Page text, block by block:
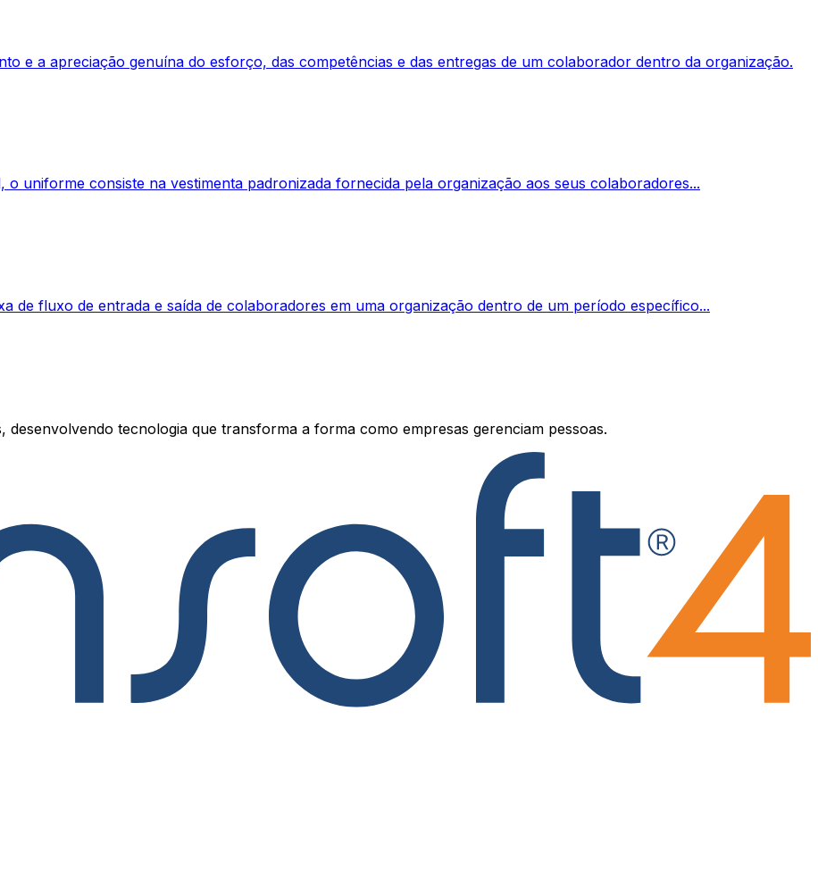
e a apreciação genuína do esforço, das competências e das entregas de um colaborador dentro da organização.
uniforme consiste na vestimenta padronizada fornecida pela organização aos seus colaboradores...
de fluxo de entrada e saída de colaboradores em uma organização dentro de um período específico...
tecnologia que transforma a forma como empresas gerenciam pessoas.